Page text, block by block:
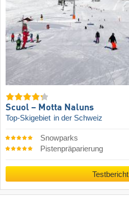
Scuol – Motta Naluns
Top-Skigebiet in der Schweiz
Snowparks
Pistenpräparierung
Testbericht